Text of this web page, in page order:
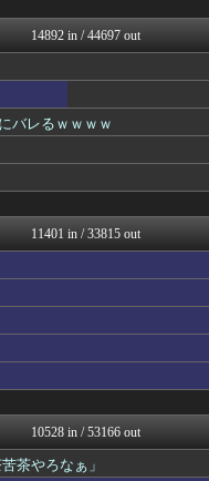
プリキュアのまとめ
衝撃体験！アンビリバボー｜...
鬼女はみた -修羅場・恋愛...
アナ速‐女子アナ画像速報
世界の憂鬱 海外・韓国の反...
不思議.net - 5ch...
ニュース30over
えっ!?またここのサイト?
ヒーローNEWS
コリアル
ルフレch. - ファイア...
Vtuberまとめるよ～ん
ファイターズ王国＠日ハムま...
14892 in / 44697 out
バレるｗｗｗｗ
11401 in / 33815 out
10528 in / 53166 out
茶やろなぁ」